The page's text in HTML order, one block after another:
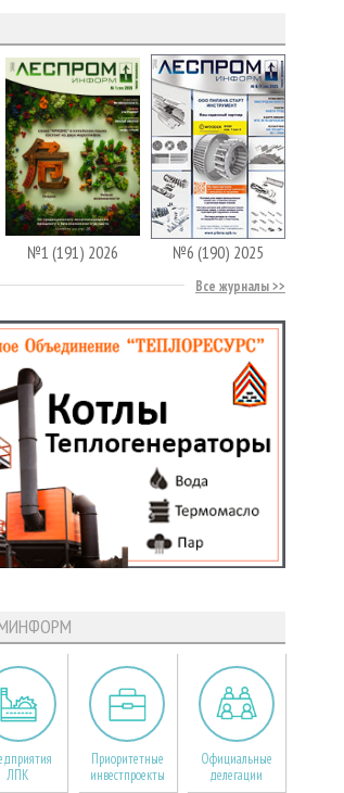
№1 (191) 2026 №6 (190) 2025
Все журналы
ЛПК
Приоритетные
инвестпроекты
Официальные
делегации